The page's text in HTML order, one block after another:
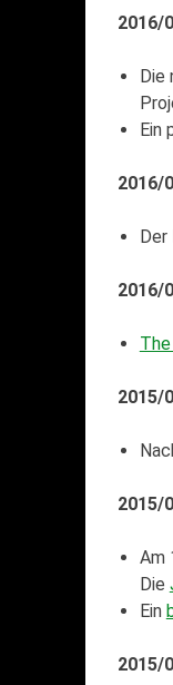
2016/
Die
Ein
2016/
Der
2016/
2015/
2015/
Am
Die
Ein
2015/